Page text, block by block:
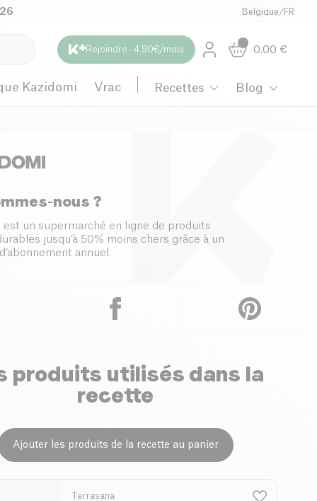
Belgique /FR
Rejoindre · 4.90€/mois 0.00 €
Kazidomi Vrac Recettes Blog
nous ?
est un supermarché en ligne de produits
jusqu’à 50% moins chers grâce à un
annuel.
produits utilisés dans la
recette
Ajouter les produits de la recette au panier
Terrasana